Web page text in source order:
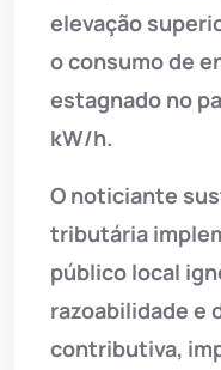
elevação
o consumo de
estagnado no
kW/h.
O noticiante
tributária
público local
razoabilidade e
contributiva,